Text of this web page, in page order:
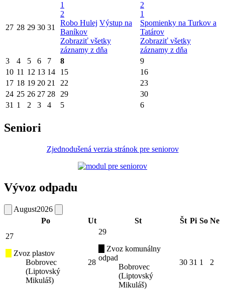
27 28 29 30 31
1
2
Robo Hulej Výstup na
Baníkov
Zobraziť všetky
záznamy z dňa
2
1
Spomienky na Turkov a
Tatárov
Zobraziť všetky
záznamy z dňa
3
4 5 6 7 8
9
10 11 12 13 14 15
16
17 18 19 20 21 22
23
24 25 26 27 28 29
30
31 1 2 3 4 5 6
Seniori
Zjednodušená verzia stránok pre seniorov
Vývoz odpadu
August2026
Po
Ut St Št Pi So Ne
27
Zvoz plastov
Bobrovec
(Liptovský
Mikuláš)
28
29
Zvoz komunálny
odpad
Bobrovec
(Liptovský
Mikuláš)
30 31 1 2